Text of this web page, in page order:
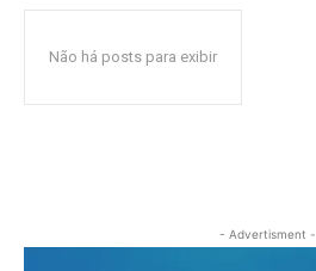
Não há posts para exibir
- Advertisment -